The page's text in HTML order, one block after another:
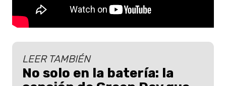
LEER TAMBIÉN
No solo en la batería: la